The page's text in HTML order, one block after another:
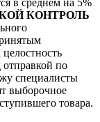
КОНТРОЛЬ
отправкой по
специалисты
выборочное
товара.